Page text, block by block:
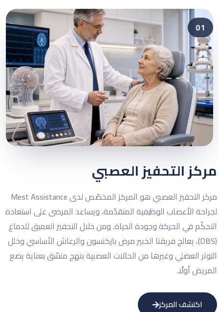
01
مركز التحفيز العصبي
مركز التحفيز العصبي هو المركز المخصّص لدى Mest Assistance
لجراحة الأعصاب الوظيفية المتقدّمة، ويساعد المرضى على استعادة
التحكّم في الحركة وجودة الحياة. ومن خلال التحفيز العميق للدماغ
(DBS)، يعالج فريقنا الخبير مرض باركنسون والرعاش الأساسي وخلل
التوتر العضلي وغيرها من الحالات العصبية بنهج منسّق بعناية يضع
المريض أولًا.
اكتشف المركز